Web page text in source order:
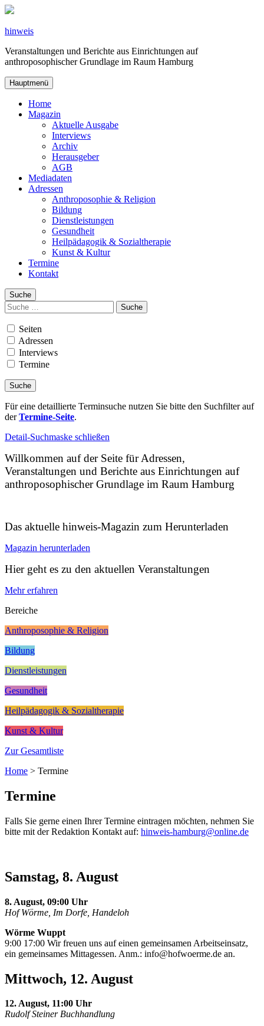
Zum
springen
hinweis
Veranstaltungen und Berichte aus Einrichtungen auf
anthroposophischer Grundlage im Raum Hamburg
Hauptmenü
Home
Magazin
Aktuelle Ausgabe
Interviews
Archiv
Herausgeber
AGB
Mediadaten
Adressen
Anthroposophie & Religion
Bildung
Dienstleistungen
Gesundheit
Heilpädagogik & Sozialtherapie
Kunst & Kultur
Termine
Kontakt
Suche
Suchen
nach:
Seiten
Adressen
Interviews
Termine
Für eine detaillierte Terminsuche nutzen Sie bitte den Suchfilter auf
derTermine-Seite.
Detail-Suchmaske schließen
Willkommen auf der Seite für Adressen,
Veranstaltungen und Berichte aus Einrichtungen auf
anthroposophischer Grundlage im Raum Hamburg
Das aktuelle hinweis-Magazin zum Herunterladen
Magazin herunterladen
Hier geht es zu den aktuellen Veranstaltungen
Mehr erfahren
Bereiche
Anthroposophie & Religion
Bildung
Dienstleistungen
Gesundheit
Heilpädagogik & Sozialtherapie
Kunst & Kultur
Zur Gesamtliste
Home > Termine
Termine
Falls Sie gerne einen Ihrer Termine eintragen möchten, nehmen Sie
bitte mit der Redaktion Kontakt auf: hinweis-hamburg@online.de
Samstag, 8. August
8. August, 09:00 Uhr
Hof Wörme, Im Dorfe, Handeloh
Wörme Wuppt
9:00 17:00 Wir freuen uns auf einen gemeinsamen Arbeitseinsatz,
ein gemeinsames Mittagessen. Anm.: info@hofwoerme.de an.
Mittwoch, 12. August
12. August, 11:00 Uhr
Rudolf Steiner Buchhandlung